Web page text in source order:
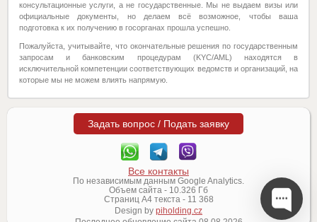
консультационные услуги, а не государственные. Мы не выдаем визы или
официальные документы, но делаем всё возможное, чтобы ваша
подготовка к их получению в госорганах прошла успешно.
Пожалуйста, учитывайте, что окончательные решения по государственным
запросам и банковским процедурам (KYC/AML) находятся в
исключительной компетенции соответствующих ведомств и организаций, на
которые мы не можем влиять напрямую.
Задать вопрос / Подать заявку
Все контакты
По независимым данным Google Analytics.
Объем сайта - 10.326 Гб
Страниц А4 текста - 11 368
Design by piholding.cz